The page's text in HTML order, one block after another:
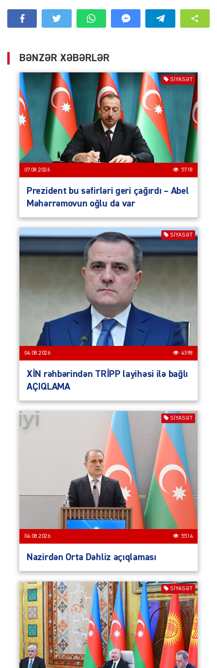
BƏNZƏR XƏBƏRLƏR
SIYASƏT
07.08.2026 5718
Prezident bu səfirləri geri çağırdı – Abel
Məhərrəmovun oğlu da var
SIYASƏT
04.08.2026 4398
XİN rəhbərindən TRİPP layihəsi ilə bağlı
AÇIQLAMA
SIYASƏT
04.08.2026 5514
Nazirdən Orta Dəhliz açıqlaması
SIYASƏT